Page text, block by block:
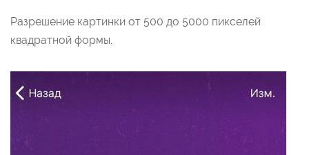
Разрешение картинки от 500 до 5000 пикселей
квадратной формы.